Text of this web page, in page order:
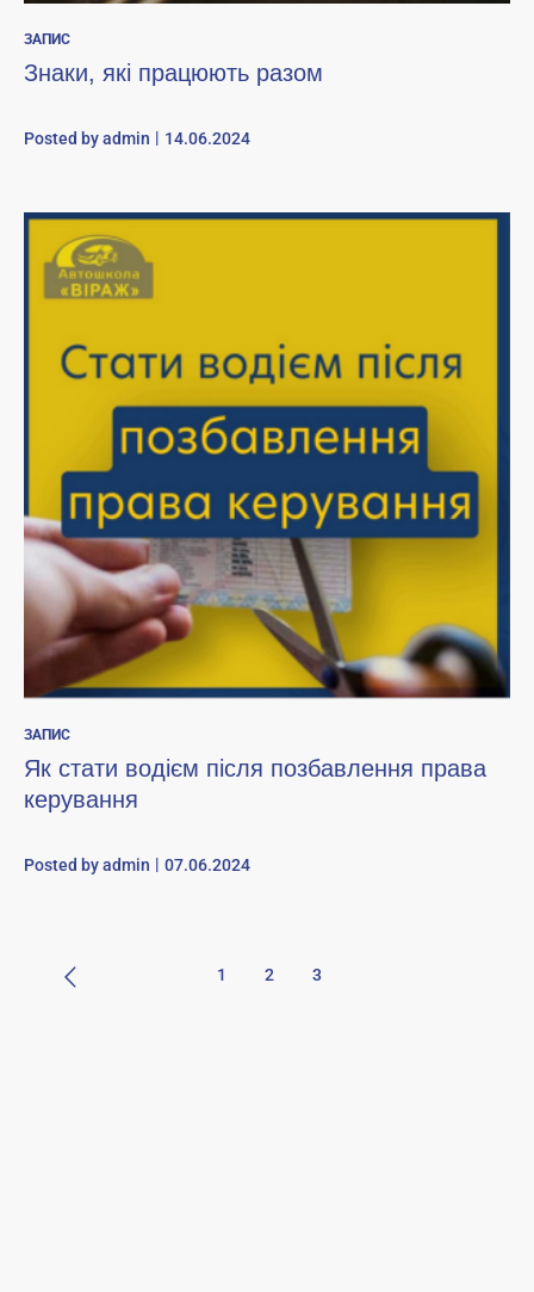
ЗАПИС
Знаки, які працюють разом
Posted byadmin 14.06.2024
ЗАПИС
Як стати водієм після позбавлення права
керування
Posted byadmin 07.06.2024
1 2 3